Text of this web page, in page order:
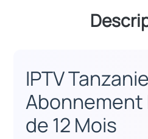
IPTV
Abonnement
de 12 Mois